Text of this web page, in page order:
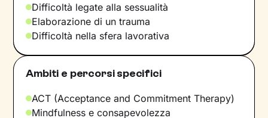
Difficoltà legate alla sessualità
Elaborazione di un trauma
Difficoltà nella sfera lavorativa
Ambiti e percorsi specifici
ACT (Acceptance and Commitment Therapy)
Mindfulness e consapevolezza